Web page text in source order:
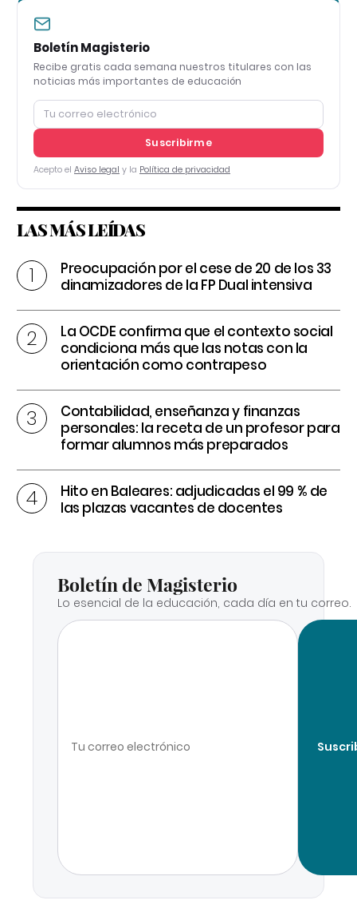
Boletín Magisterio
Recibe gratis cada semana nuestros titulares con las
noticias más importantes de educación
Suscribirme
Acepto el Aviso legal y la Política de privacidad
LAS MÁS LEÍDAS
Preocupación por el cese de 20 de los 33
dinamizadores de la FP Dual intensiva
La OCDE confirma que el contexto social
condiciona más que las notas con la
orientación como contrapeso
Contabilidad, enseñanza y finanzas
personales: la receta de un profesor para
formar alumnos más preparados
Hito en Baleares: adjudicadas el 99 % de
las plazas vacantes de docentes
Boletín de Magisterio
Lo esencial de la educación, cada día en tu correo.